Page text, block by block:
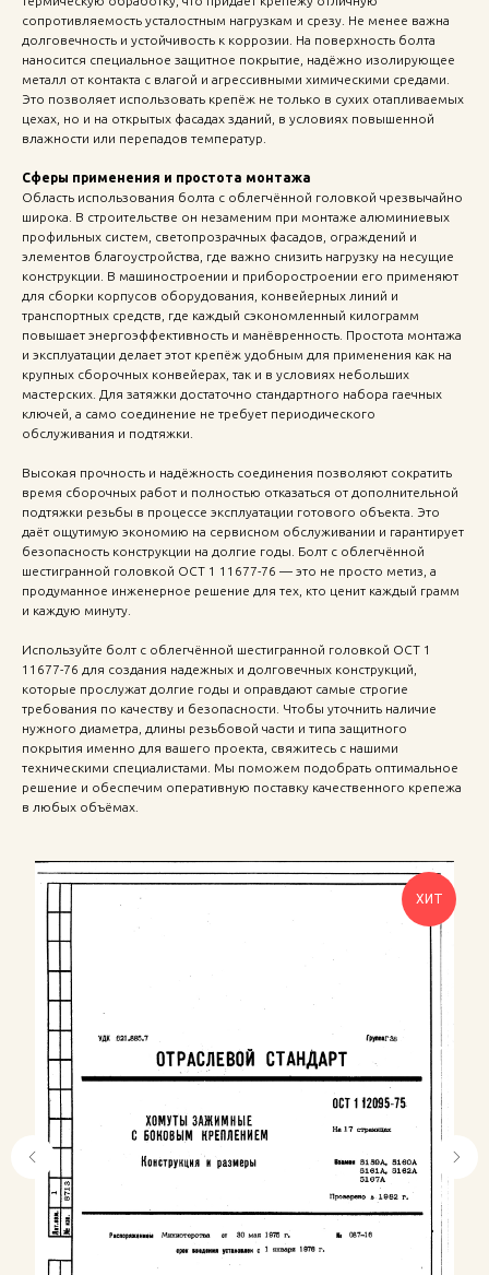
сопротивляемость усталостным нагрузкам и срезу. Не менее важна
долговечность и устойчивость к коррозии. На поверхность болта
наносится специальное защитное покрытие, надёжно изолирующее
металл от контакта с влагой и агрессивными химическими средами.
Это позволяет использовать крепёж не только в сухих отапливаемых
цехах, но и на открытых фасадах зданий, в условиях повышенной
влажности или перепадов температур.
Сферы применения и простота монтажа
Область использования болта с облегчённой головкой чрезвычайно
широка. В строительстве он незаменим при монтаже алюминиевых
профильных систем, светопрозрачных фасадов, ограждений и
элементов благоустройства, где важно снизить нагрузку на несущие
конструкции. В машиностроении и приборостроении его применяют
для сборки корпусов оборудования, конвейерных линий и
транспортных средств, где каждый сэкономленный килограмм
повышает энергоэффективность и манёвренность. Простота монтажа
и эксплуатации делает этот крепёж удобным для применения как на
крупных сборочных конвейерах, так и в условиях небольших
мастерских. Для затяжки достаточно стандартного набора гаечных
ключей, а само соединение не требует периодического
обслуживания и подтяжки.
Высокая прочность и надёжность соединения позволяют сократить
время сборочных работ и полностью отказаться от дополнительной
подтяжки резьбы в процессе эксплуатации готового объекта. Это
даёт ощутимую экономию на сервисном обслуживании и гарантирует
безопасность конструкции на долгие годы. Болт с облегчённой
шестигранной головкой ОСТ 1 11677-76 — это не просто метиз, а
продуманное инженерное решение для тех, кто ценит каждый грамм
и каждую минуту.
Используйте болт с облегчённой шестигранной головкой ОСТ 1
11677-76 для создания надежных и долговечных конструкций,
которые прослужат долгие годы и оправдают самые строгие
требования по качеству и безопасности. Чтобы уточнить наличие
нужного диаметра, длины резьбовой части и типа защитного
покрытия именно для вашего проекта, свяжитесь с нашими
техническими специалистами. Мы поможем подобрать оптимальное
решение и обеспечим оперативную поставку качественного крепежа
в любых объёмах.
ХИТ